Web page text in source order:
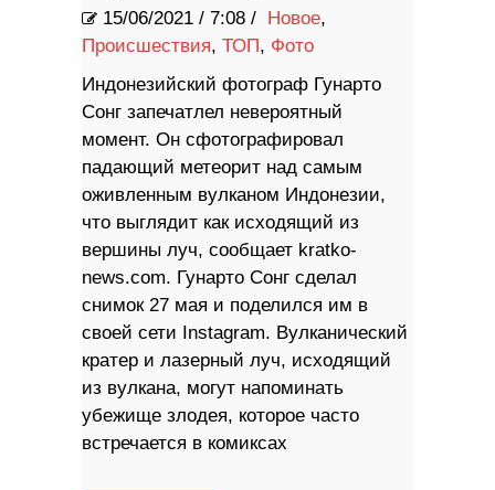
15/06/2021 / 7:08 / Новое,
Происшествия, ТОП, Фото
Индонезийский фотограф Гунарто
Сонг запечатлел невероятный
момент. Он сфотографировал
падающий метеорит над самым
оживленным вулканом Индонезии,
что выглядит как исходящий из
вершины луч, сообщает kratko-
news.com. Гунарто Сонг сделал
снимок 27 мая и поделился им в
своей сети Instagram. Вулканический
кратер и лазерный луч, исходящий
из вулкана, могут напоминать
убежище злодея, которое часто
встречается в комиксах